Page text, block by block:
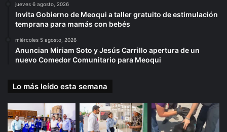
jueves 6 agosto, 2026
Invita Gobierno de Meoqui a taller gratuito de estimulación
temprana para mamás con bebés
miércoles 5 agosto, 2026
Anuncian Miriam Soto y Jesús Carrillo apertura de un
nuevo Comedor Comunitario para Meoqui
Lo más leído esta semana